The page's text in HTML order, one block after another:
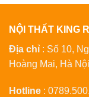
NỘI THẤT KING
Địa chỉ : Số 10,
Hoàng Mai, Hà Nội
Hotline :